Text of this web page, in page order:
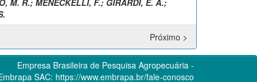
Próximo >
Empresa Brasileira de Pesquisa Agropecuária -
SAC: https://www.embrapa.br/fale-conosco